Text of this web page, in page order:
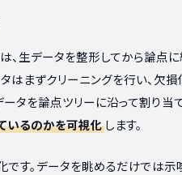
、生データを整形してから論点
はまずクリーニングを行い、欠
タを論点ツリーに沿って割り当
いるのかを可視化します。
です。データを眺めるだけでは示